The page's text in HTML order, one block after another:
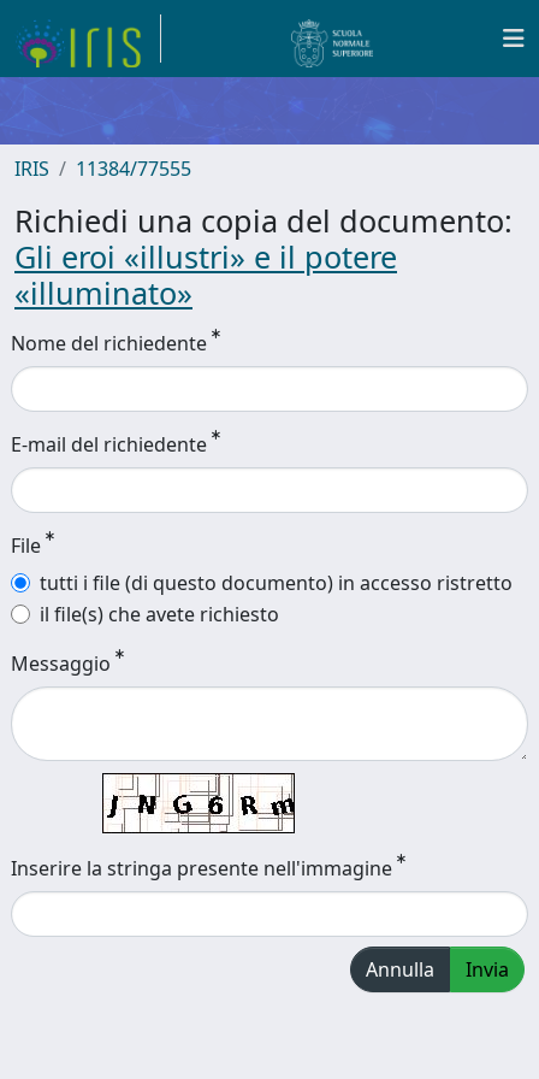
IRIS 11384/77555
Richiedi una copia del documento:
Gli eroi «illustri» e il potere
«illuminato»
Nome del richiedente
E-mail del richiedente
File
tutti i file (di questo documento) in accesso ristretto
il file(s) che avete richiesto
Messaggio
Inserire la stringa presente nell'immagine
Annulla Invia